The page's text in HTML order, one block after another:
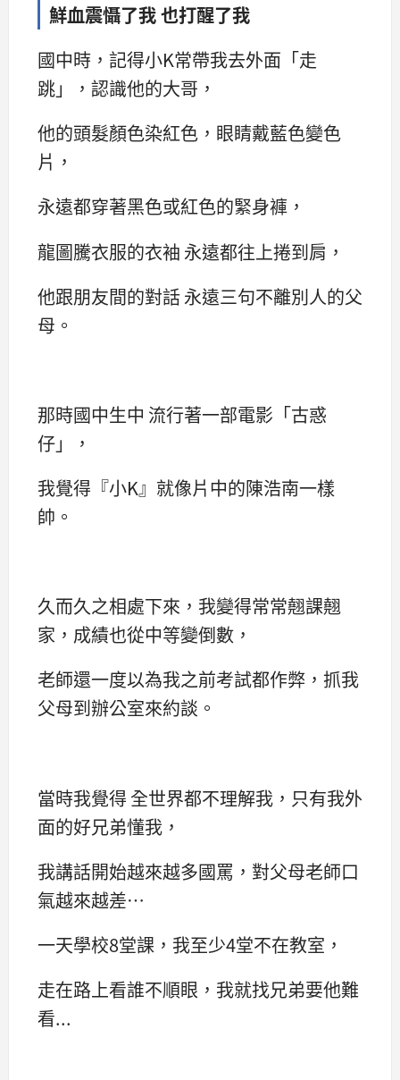
鮮血震懾了我 也打醒了我
國中時，記得小K常帶我去外面「走
跳」，認識他的大哥，
他的頭髮顏色染紅色，眼睛戴藍色變色
片，
永遠都穿著黑色或紅色的緊身褲，
龍圖騰衣服的衣袖 永遠都往上捲到肩，
他跟朋友間的對話 永遠三句不離別人的父
母。
那時國中生中 流行著一部電影「古惑
仔」，
我覺得『小K』就像片中的陳浩南一樣
帥。
久而久之相處下來，我變得常常翹課翹
家，成績也從中等變倒數，
老師還一度以為我之前考試都作弊，抓我
父母到辦公室來約談。
當時我覺得 全世界都不理解我，只有我外
面的好兄弟懂我，
我講話開始越來越多國罵，對父母老師口
氣越來越差…
一天學校8堂課，我至少4堂不在教室，
走在路上看誰不順眼，我就找兄弟要他難
看...